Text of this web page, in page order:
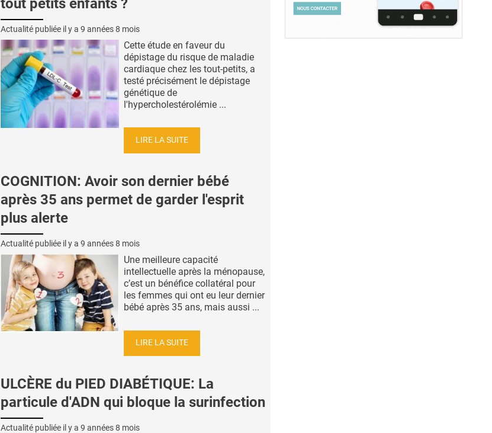
tout petits enfants ?
Actualité publiée il y a 9 années 8 mois
Cette étude en faveur du
dépistage du risque de maladie
cardiaque chez les tout-petits, a
testé précisément le dépistage
génétique de
l'hypercholestérolémie ...
LIRE LA SUITE
COGNITION: Avoir son dernier bébé
après 35 ans permet de garder l'esprit
plus alerte
Actualité publiée il y a 9 années 8 mois
Une meilleure capacité
intellectuelle après la ménopause,
c’est un bénéfice collatéral pour
les femmes qui ont eu leur dernier
bébé après 35 ans, mais aussi ...
LIRE LA SUITE
ULCÈRE du PIED DIABÉTIQUE: La
particule d'ADN qui bloque la surinfection
Actualité publiée il y a 9 années 8 mois